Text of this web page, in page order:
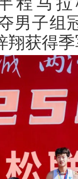
男子组
翔获得